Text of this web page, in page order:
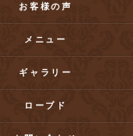
お客様の声
メニュー
ギャラリー
ローブド